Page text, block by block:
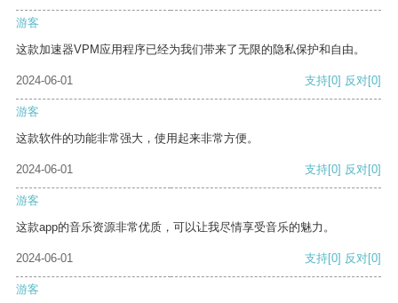
游客
这款加速器VPM应用程序已经为我们带来了无限的隐私保护和自由。
2024-06-01 支持[0] 反对[0]
游客
这款软件的功能非常强大，使用起来非常方便。
2024-06-01 支持[0] 反对[0]
游客
这款app的音乐资源非常优质，可以让我尽情享受音乐的魅力。
2024-06-01 支持[0] 反对[0]
游客